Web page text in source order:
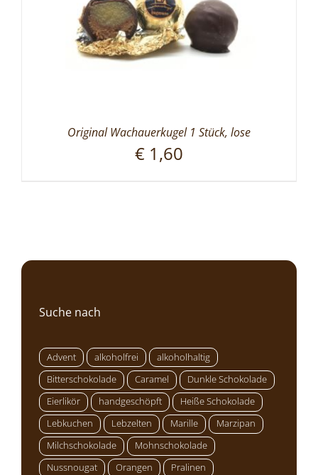
Original Wachauerkugel 1 Stück, lose
€ 1,60
Suche nach
Advent alkoholfrei
alkoholhaltig
Bitterschokolade
Caramel
Dunkle Schokolade
Eierlikör
handgeschöpft
Heiße Schokolade
Lebkuchen
Lebzelten Marille
Marzipan
Milchschokolade
Mohnschokolade
Nussnougat
Orangen
Pralinen